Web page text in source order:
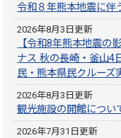
令和８年熊本地震に伴
2026年8月3日更新
【令和8年熊本地震の
ナス 秋の長崎・釜山4
民・熊本県民クルーズ
2026年8月3日更新
観光施設の開館につい
2026年7月31日更新